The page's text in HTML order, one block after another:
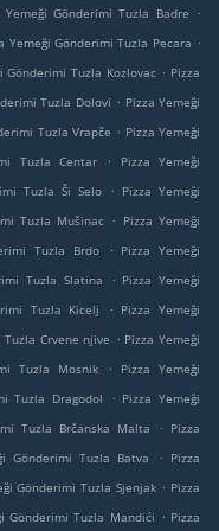
Yemeği Gönderimi Tuzla Badre
.
Yemeği Gönderimi Tuzla Pecara .
Gönderimi Tuzla Kozlovac . Pizza
Tuzla Dolovi . Pizza Yemeği
Tuzla Vrapče . Pizza Yemeği
Tuzla Centar .
Pizza Yemeği
Tuzla Ši Selo . Pizza Yemeği
Tuzla Mušinac . Pizza Yemeği
Tuzla Brdo . Pizza Yemeği
Tuzla Slatina . Pizza Yemeği
Tuzla Kicelj . Pizza Yemeği
Crvene njive . Pizza Yemeği
Tuzla Mosnik .
Pizza Yemeği
Tuzla Dragodol . Pizza Yemeği
Tuzla Brčanska Malta . Pizza
Gönderimi Tuzla Batva . Pizza
Gönderimi Tuzla Sjenjak . Pizza
Gönderimi Tuzla Mandići . Pizza